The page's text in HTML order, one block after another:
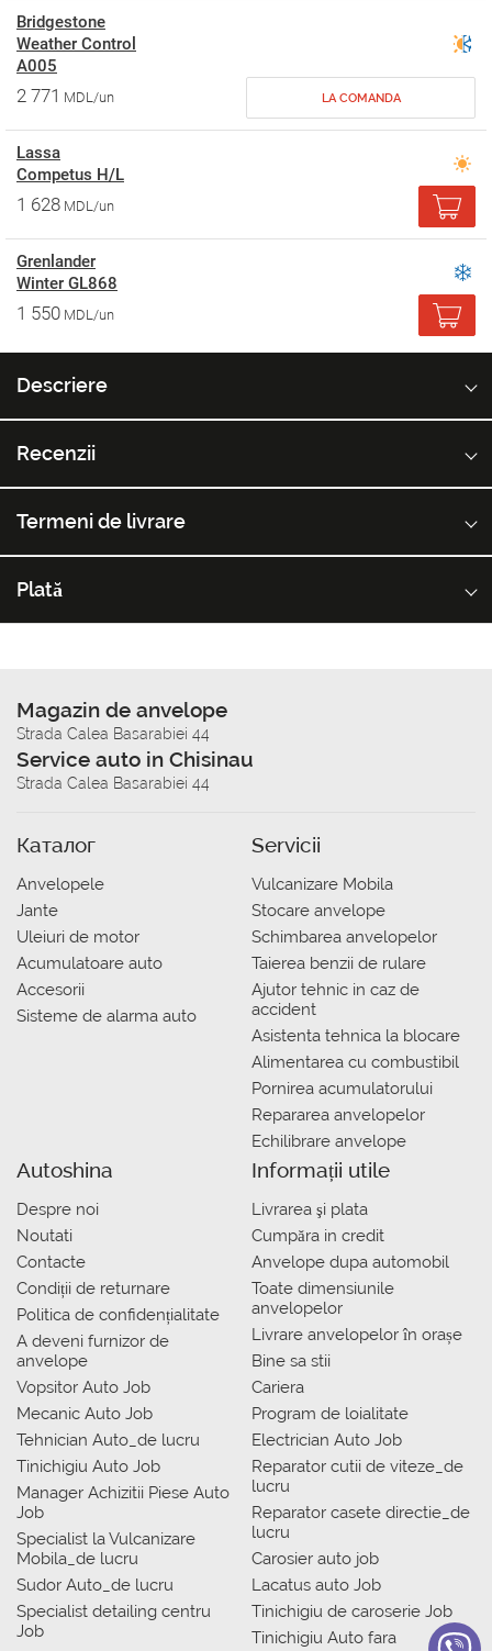
Bridgestone
Weather Control
A005
2 771 MDL/un LA COMANDA
Lassa
Competus H/L
1 628 MDL/un
Grenlander
Winter GL868
1 550 MDL/un
Descriere
Recenzii
Termeni de livrare
Plată
Magazin de anvelope
Strada Calea Basarabiei 44
Service auto in Chisinau
Strada Calea Basarabiei 44
Каталог
Anvelopele
Jante
Uleiuri de motor
Acumulatoare auto
Accesorii
Sisteme de alarma auto
Servicii
Vulcanizare Mobila
Stocare anvelope
Schimbarea anvelopelor
Taierea benzii de rulare
Ajutor tehnic in caz de
accident
Asistenta tehnica la blocare
Alimentarea cu combustibil
Pornirea acumulatorului
Repararea anvelopelor
Echilibrare anvelope
Autoshina
Despre noi
Noutati
Contacte
Condiții de returnare
Politica de confidențialitate
A deveni furnizor de
anvelope
Vopsitor Auto Job
Mecanic Auto Job
Tehnician Auto_de lucru
Tinichigiu Auto Job
Manager Achizitii Piese Auto
Job
Specialist la Vulcanizare
Mobila_de lucru
Sudor Auto_de lucru
Specialist detailing centru
Job
Informații utile
Livrarea şi plata
Сumpăra in credit
Anvelope dupa automobil
Toate dimensiunile
anvelopelor
Livrare anvelopelor în orașe
Bine sa stii
Cariera
Program de loialitate
Electrician Auto Job
Reparator cutii de viteze_de
lucru
Reparator casete directie_de
lucru
Carosier auto job
Lacatus auto Job
Tinichigiu de caroserie Job
Tinichigiu Auto fara